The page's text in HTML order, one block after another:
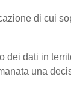
di cui
dei dati in
una